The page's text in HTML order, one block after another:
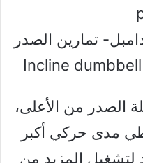
تمارين الصدر
الصدر من الأعلى،
مدى حركي أكبر
لتشغيل المزيد من